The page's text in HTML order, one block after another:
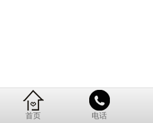
首页 电话